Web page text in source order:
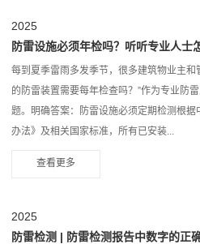
2025
防雷设施必须年检吗？听听专业人士
每到夏季雷雨多发季节，很多建筑物业主和
的防雷装置需要每年检查吗？”作为专业防
题。明确答案：防雷设施必须定期检测根
办法》及相关国家标准，所有已安装...
查看更多
2025
防雷检测 | 防雷检测报告中数字的正